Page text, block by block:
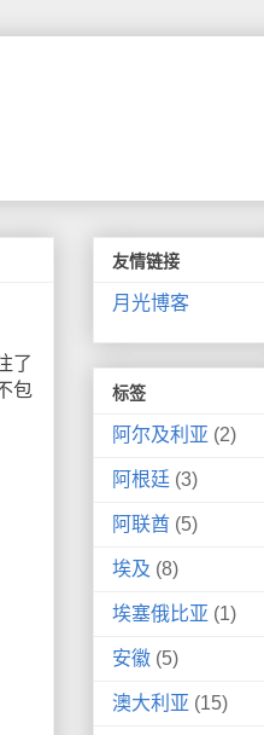
了
包
友情链接
月光博客
标签
阿尔及利亚 (2)
阿根廷 (3)
阿联酋 (5)
埃及 (8)
埃塞俄比亚 (1)
安徽 (5)
澳大利亚 (15)